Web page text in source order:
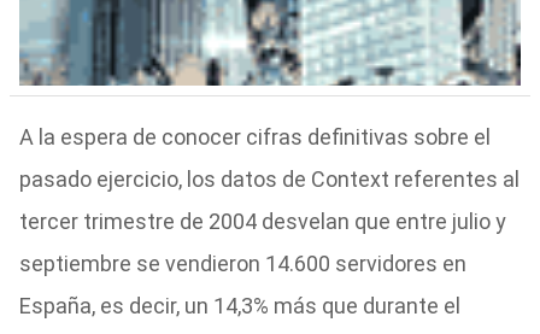
A la espera de conocer cifras definitivas sobre el
pasado ejercicio, los datos de Context referentes al
tercer trimestre de 2004 desvelan que entre julio y
septiembre se vendieron 14.600 servidores en
España, es decir, un 14,3% más que durante el